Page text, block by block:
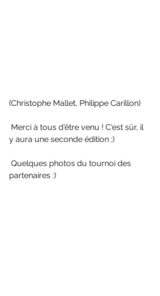
(Christophe Mallet, Philippe Carillon)
y aura une seconde édition ;)
partenaires :)